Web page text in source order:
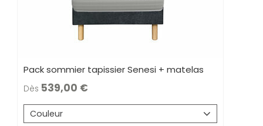
Pack sommier tapissier Senesi + matelas
Dès 539,00
Couleur